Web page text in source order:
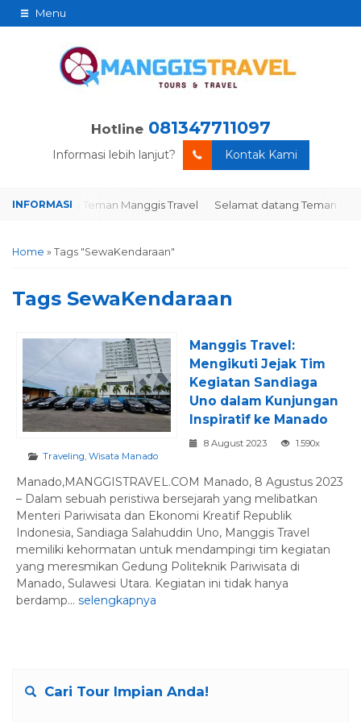
Menu
Hotline 081347711097
Informasi lebih lanjut? Kontak Kami
datang Teman Manggis Travel Selamat datang Teman
Home » Tags "SewaKendaraan"
Tags SewaKendaraan
Manggis Travel:
Mengikuti Jejak Tim
Kegiatan Sandiaga
Uno dalam Kunjungan
Inspiratif ke Manado
8 August 2023
1.590x
Traveling, Wisata Manado
Manado,MANGGISTRAVEL.COM Manado, 8 Agustus 2023
– Dalam sebuah peristiwa bersejarah yang melibatkan
Menteri Pariwisata dan Ekonomi Kreatif Republik
Indonesia, Sandiaga Salahuddin Uno, Manggis Travel
memiliki kehormatan untuk mendampingi tim kegiatan
yang meresmikan Gedung Politeknik Pariwisata di
Manado, Sulawesi Utara. Kegiatan ini tidak hanya
berdamp... selengkapnya
Cari Tour Impian Anda!